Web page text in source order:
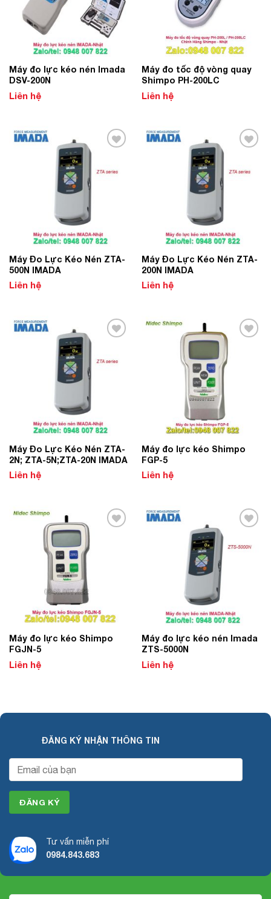
­­Máy đo lực kéo nén Imada
DSV-200N
Liên hệ
Máy đo tốc độ vòng quay
Shimpo PH-200LC
Liên hệ
Máy Đo Lực Kéo Nén ZTA-
500N IMADA
Liên hệ
Máy Đo Lực Kéo Nén ZTA-
200N IMADA
Liên hệ
Máy Đo Lực Kéo Nén ZTA-
2N; ZTA-5N;ZTA-20N IMADA
Liên hệ
Máy đo lực kéo Shimpo
FGP-5
Liên hệ
Máy đo lực kéo Shimpo
FGJN-5
Liên hệ
Wishlist
Máy đo lực kéo nén Imada
ZTS-5000N
Liên hệ
ĐĂNG KÝ NHẬN THÔNG TIN
Tư vấn miễn phí
0984.843.683